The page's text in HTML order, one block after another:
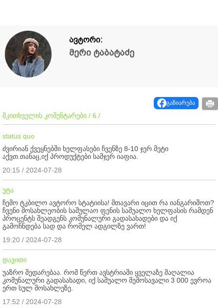
ავტორი:
მერი ტაბატაძე
გაზიარება
მკითხველის კომენტარები / 6 /
status quo
ძვირიან ქვეყნებში ხელფასები ჩვენზე 8-10 ჯერ მეტი
აქვთ.თანაც,იქ პროდუქტები სამჯერ იაფია.
20:15 / 2024-07-28
უტა
ჩემო ტკბილო ავტორო სტატიისა! მთავარი იცით რა იანგარიშოთ?
ჩვენი მოსახლეობის საშულაო ფენის საშუალო ხელფასის რამდენ
პროცენტს შეადგენს კომუნალური გადასახადები და იქ
გამოჩნდება სად და რომელ ადგილზე ვართ!
19:20 / 2024-07-28
დავითი
უაზრო შედარებაა. რომ წერთ ავსტრიაში ყველაზე მაღალია
კომუნალური გადასახადი, იქ საშუალო შემოსავალი 3 000 ევროა
ერთ სულ მოსახლეზე.
17:52 / 2024-07-28